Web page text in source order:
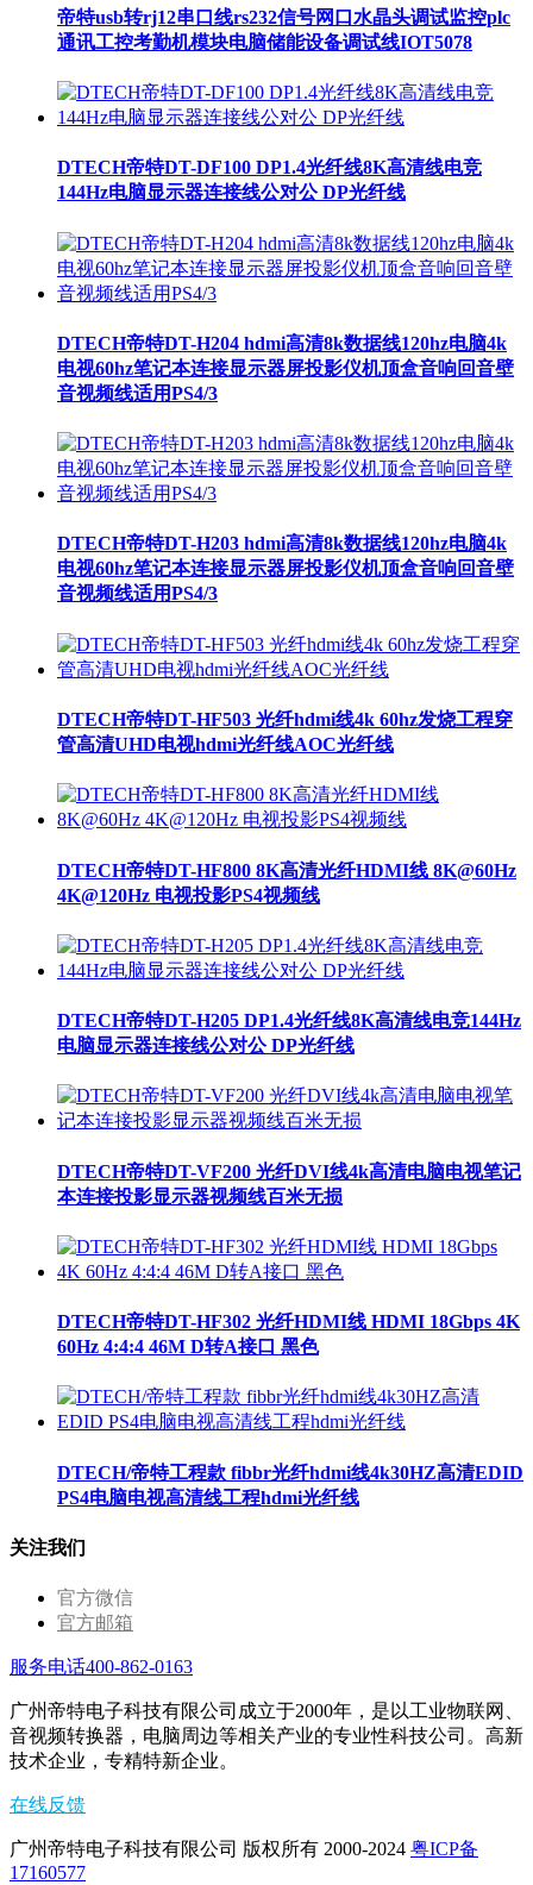
帝特usb转rj12串口线rs232信号网口水晶头调试监控plc
通讯工控考勤机模块电脑储能设备调试线IOT5078
DTECH帝特DT-DF100 DP1.4光纤线8K高清线电竞
144Hz电脑显示器连接线公对公 DP光纤线
DTECH帝特DT-H204 hdmi高清8k数据线120hz电脑4k
电视60hz笔记本连接显示器屏投影仪机顶盒音响回音壁
音视频线适用PS4/3
DTECH帝特DT-H203 hdmi高清8k数据线120hz电脑4k
电视60hz笔记本连接显示器屏投影仪机顶盒音响回音壁
音视频线适用PS4/3
DTECH帝特DT-HF503 光纤hdmi线4k 60hz发烧工程穿
管高清UHD电视hdmi光纤线AOC光纤线
DTECH帝特DT-HF800 8K高清光纤HDMI线 8K@60Hz
4K@120Hz 电视投影PS4视频线
DTECH帝特DT-H205 DP1.4光纤线8K高清线电竞144Hz
电脑显示器连接线公对公 DP光纤线
DTECH帝特DT-VF200 光纤DVI线4k高清电脑电视笔记
本连接投影显示器视频线百米无损
DTECH帝特DT-HF302 光纤HDMI线 HDMI 18Gbps 4K
60Hz 4:4:4 46M D转A接口 黑色
DTECH/帝特工程款 fibbr光纤hdmi线4k30HZ高清EDID
PS4电脑电视高清线工程hdmi光纤线
关注我们
官方微信
官方邮箱
服务电话400-862-0163
广州帝特电子科技有限公司成立于2000年，是以工业物联网、
音视频转换器，电脑周边等相关产业的专业性科技公司。高新
技术企业，专精特新企业。
在线反馈
广州帝特电子科技有限公司 版权所有 2000-2024 粤ICP备
17160577